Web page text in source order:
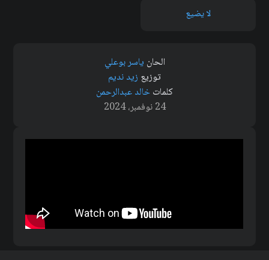
لا يضيع
الحان ياسر بوعلي
توزيع زيد نديم
كلماتخالد عبدالرحمن
24 نوفمبر، 2024